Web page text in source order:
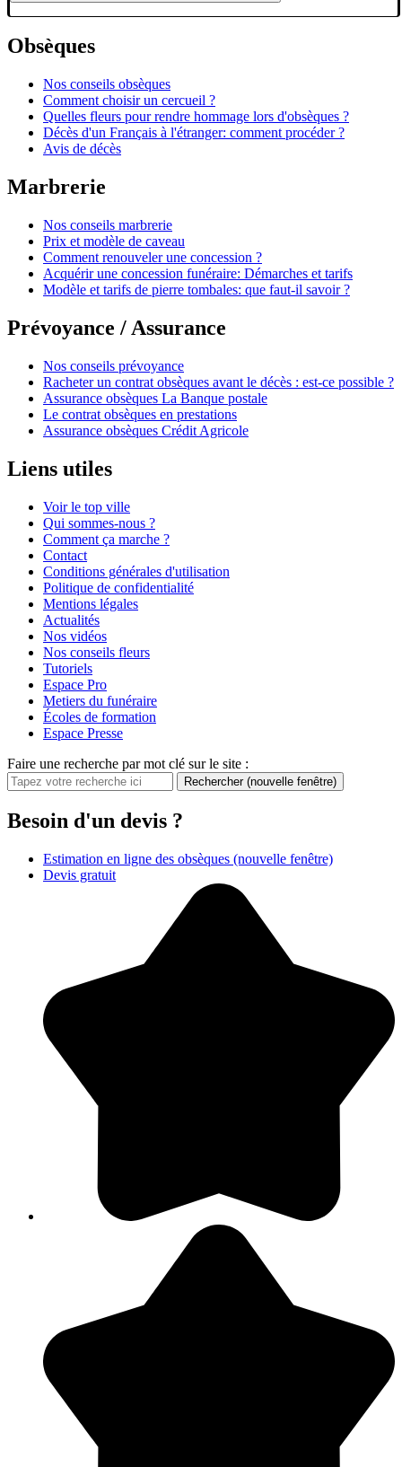
Obsèques
Nos conseils obsèques
Comment choisir un cercueil ?
Quelles fleurs pour rendre hommage lors d'obsèques ?
Décès d'un Français à l'étranger: comment procéder ?
Avis de décès
Marbrerie
Nos conseils marbrerie
Prix et modèle de caveau
Comment renouveler une concession ?
Acquérir une concession funéraire: Démarches et tarifs
Modèle et tarifs de pierre tombales: que faut-il savoir ?
Prévoyance / Assurance
Nos conseils prévoyance
Racheter un contrat obsèques avant le décès : est-ce possible ?
Assurance obsèques La Banque postale
Le contrat obsèques en prestations
Assurance obsèques Crédit Agricole
Liens utiles
Voir le top ville
Qui sommes-nous ?
Comment ça marche ?
Contact
Conditions générales d'utilisation
Politique de confidentialité
Mentions légales
Actualités
Nos vidéos
Nos conseils fleurs
Tutoriels
Espace Pro
Metiers du funéraire
Écoles de formation
Espace Presse
Faire une recherche par mot clé sur le site :
Rechercher (nouvelle fenêtre)
Besoin d'un devis ?
Estimation en ligne des obsèques (nouvelle fenêtre)
Devis gratuit